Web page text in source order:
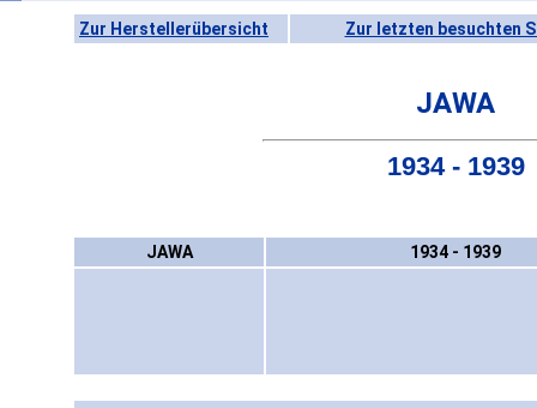
Zur Herstellerübersicht Zur letzten besuchten
JAWA
1934 - 1939
JAWA 1934 - 1939